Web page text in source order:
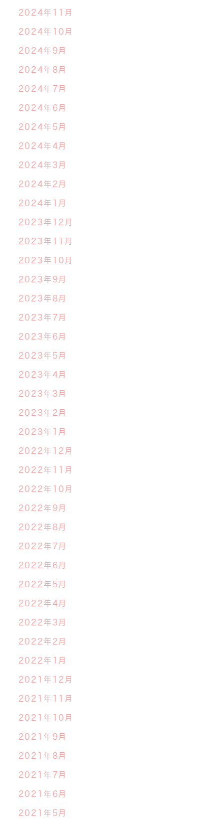
2024年11月
2024年10月
2024年9月
2024年8月
2024年7月
2024年6月
2024年5月
2024年4月
2024年3月
2024年2月
2024年1月
2023年12月
2023年11月
2023年10月
2023年9月
2023年8月
2023年7月
2023年6月
2023年5月
2023年4月
2023年3月
2023年2月
2023年1月
2022年12月
2022年11月
2022年10月
2022年9月
2022年8月
2022年7月
2022年6月
2022年5月
2022年4月
2022年3月
2022年2月
2022年1月
2021年12月
2021年11月
2021年10月
2021年9月
2021年8月
2021年7月
2021年6月
2021年5月